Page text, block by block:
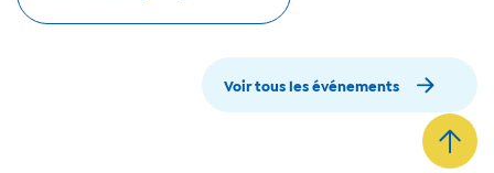
Voir tous les événements